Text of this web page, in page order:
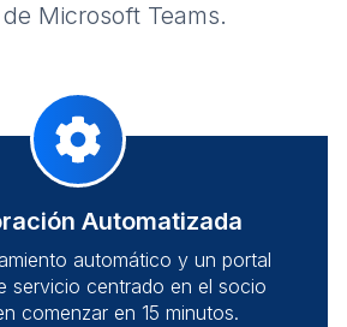
Microsoft Teams.
Automatizada
automático y un portal
servicio centrado en el socio
comenzar en 15 minutos.